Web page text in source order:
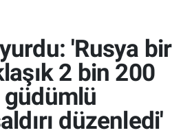
'Rusya bir
2 bin 200
düzenledi'